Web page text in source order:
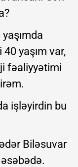
40 yaşım var,
fəaliyyətimi
işləyirdin bu
Biləsuvar